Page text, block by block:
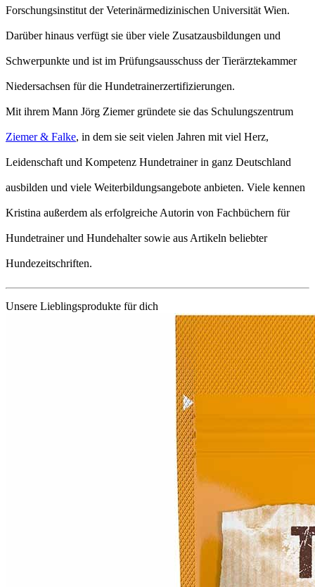
Forschungsinstitut der Veterinärmedizinischen Universität Wien.
Darüber hinaus verfügt sie über viele Zusatzausbildungen und
Schwerpunkte und ist im Prüfungsausschuss der Tierärztekammer
Niedersachsen für die Hundetrainerzertifizierungen.
Mit ihrem Mann Jörg Ziemer gründete sie das Schulungszentrum
Ziemer & Falke, in dem sie seit vielen Jahren mit viel Herz,
Leidenschaft und Kompetenz Hundetrainer in ganz Deutschland
ausbilden und viele Weiterbildungsangebote anbieten. Viele kennen
Kristina außerdem als erfolgreiche Autorin von Fachbüchern für
Hundetrainer und Hundehalter sowie aus Artikeln beliebter
Hundezeitschriften.
Unsere Lieblingsprodukte für dich